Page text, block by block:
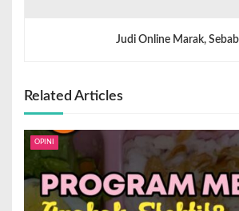
Judi Online Marak,
Related Articles
OPINI